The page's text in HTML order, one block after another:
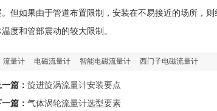
。但如果由于管道布置限制，安装在不易接近的场所，
温度和管部震动的较大限制。
流量计 电磁流量计 智能电磁流量计 西门子电磁流量计
篇： 旋进旋涡流量计安装要点
篇： 气体涡轮流量计选型要素